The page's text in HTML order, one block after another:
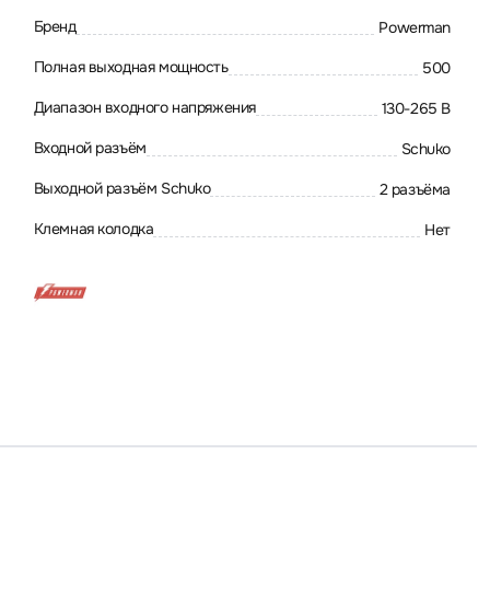
Бренд Powerman
Полная выходная мощность 500
Диапазон входного напряжения 130-265 В
Входной разъём Schuko
Выходной разъём Schuko 2 разъёма
Клемная колодка Нет